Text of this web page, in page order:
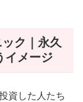
ク｜永久
イメージ
資した人たち